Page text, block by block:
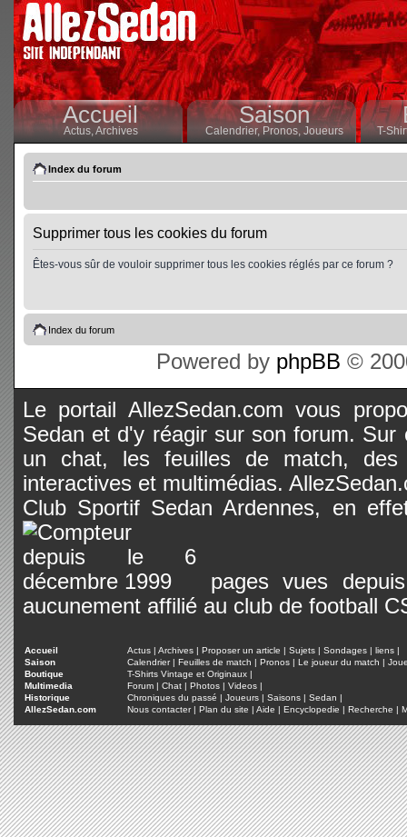
Accueil
Actus,Archives
Saison
Calendrier,Pronos, Joueurs T-
Index du forum
Supprimer tous les cookies du forum
Êtes-vous sûr de vouloir supprimer tous les cookies réglés par ce forum ?
Index du forum
Powered by phpBB ©
Le portail AllezSedan.com vous
Sedan et d'y réagir sur son forum.
un chat, les feuilles de match, des
interactives et multimédias.
Club Sportif Sedan Ardennes, en
pages vues
aucunement affilié au club de football
Accueil Actus | Archives | Proposer un article | Sujets | Sondages | liens |
Saison
Calendrier| Feuilles de match | Pronos | Le joueur du match |
Boutique
T-Shirts Vintage et Originaux |
Multimedia
Forum | Chat | Photos | Videos |
Historique
Chroniques du passé | Joueurs | Saisons | Sedan |
AllezSedan.com
Nous contacter| Plan du site | Aide | Encyclopedie | Recherche |